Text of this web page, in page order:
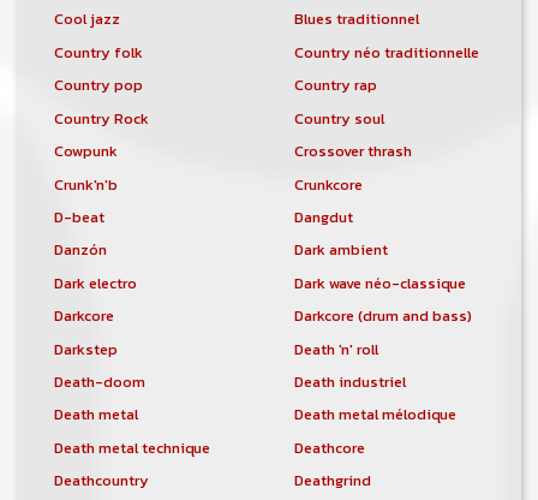
Cool jazz
Blues traditionnel
Country folk
Country néo traditionnelle
Country pop
Country rap
Country Rock
Country soul
Cowpunk
Crossover thrash
Crunk'n'b
Crunkcore
D-beat
Dangdut
Danzón
Dark ambient
Dark electro
Dark wave néo-classique
Darkcore
Darkcore (drum and bass)
Darkstep
Death 'n' roll
Death-doom
Death industriel
Death metal
Death metal mélodique
Death metal technique
Deathcore
Deathcountry
Deathgrind